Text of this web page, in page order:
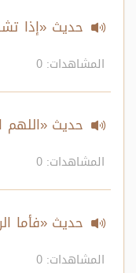
حديث «إذا
أربع..»
المشاهدات: 0
حديث
إلى «سبوح
المشاهدات: 0
حديث «فأما
«اللهم إني
المشاهدات: 0